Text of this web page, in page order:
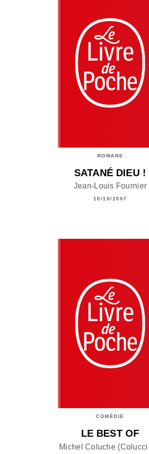
ROMANS
SATANÉ DIEU !
Jean-Louis Fournier
10/10/2007
COMÉDIE
LE BEST OF
Michel Coluche